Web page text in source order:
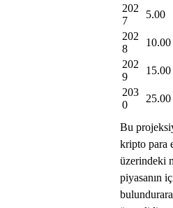
202
7
5.00
202
8
10.00
202
9
15.00
203
0
25.00
Bu
kripto para
üzerindeki
piyasanın